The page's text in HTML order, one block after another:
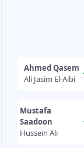
Ahmed Qasem
Ali Jasim El-Aibi
Mustafa
Saadoon
Hussein Ali